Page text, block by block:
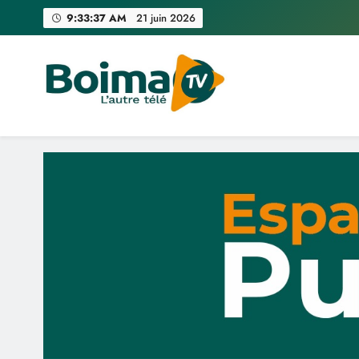
9:33:38 AM 21 juin 2026
Boima TV
L'Autre Télé